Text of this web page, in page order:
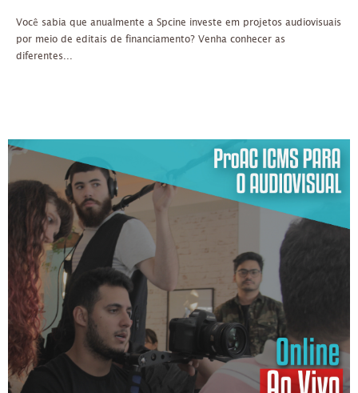
Você sabia que anualmente a Spcine investe em projetos audiovisuais
por meio de editais de financiamento? Venha conhecer as
diferentes...